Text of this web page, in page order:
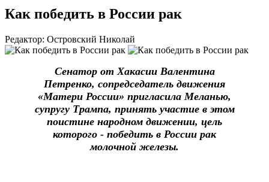
Как победить в России рак
Редактор: Островский Николай
Сенатор от Хакасии Валентина
Петренко, сопредседатель движения
«Матери России» пригласила Меланью,
супругу Трампа, принять участие в этом
поистине народном движении, цель
которого - победить в России рак
молочной железы.